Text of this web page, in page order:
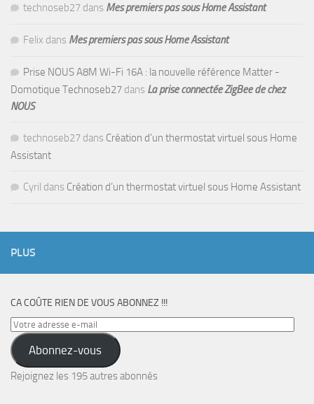
technoseb27 dans Mes premiers pas sous Home Assistant
Felix dans Mes premiers pas sous Home Assistant
Prise NOUS A8M Wi-Fi 16A : la nouvelle référence Matter -
Domotique Technoseb27 dans La prise connectée ZigBee de chez
NOUS
technoseb27 dans Création d’un thermostat virtuel sous Home
Assistant
Cyril dans Création d’un thermostat virtuel sous Home Assistant
PLUS
CA COÛTE RIEN DE VOUS ABONNEZ !!!
Votre
adresse
e-
mail
Abonnez-vous
Rejoignez les 195 autres abonnés